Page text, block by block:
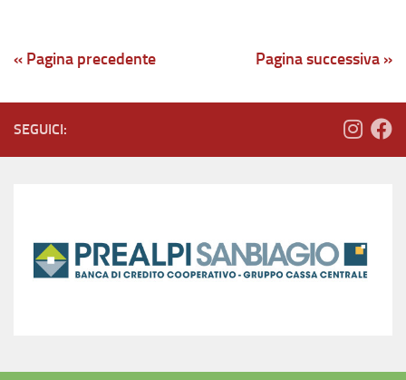
« Pagina precedente Pagina successiva »
SEGUICI: